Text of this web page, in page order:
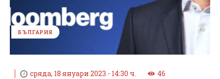
БЪЛГАРИЯ
сряда, 18 януари 2023 - 14:30 ч. 46